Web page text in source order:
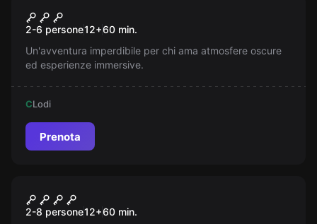
I Segreti di Salazar
2-6 persone12+60 min.
Un'avventura imperdibile per chi ama atmosfere oscure
ed esperienze immersive.
CLodi
Prenota
Nuovo
Roma Criminale
2-8 persone12+60 min.